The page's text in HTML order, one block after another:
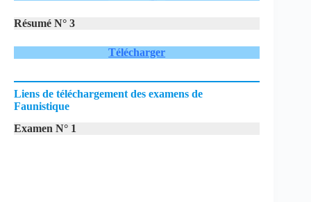
Résumé N° 3
Télécharger
Liens de téléchargement des examens de
Faunistique
Examen N° 1